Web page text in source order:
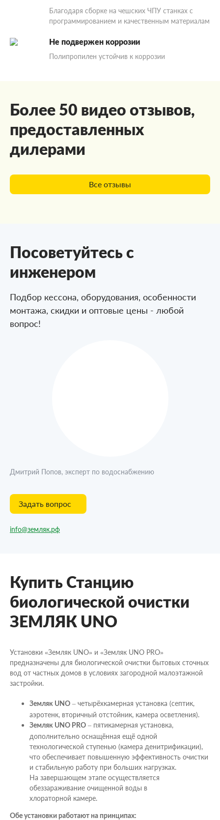
Благодаря сборке на чешских ЧПУ станках с
программированием и качественным материалам
Не подвержен коррозии
Полипропилен устойчив к коррозии
Более 50 видео отзывов,
предоставленных
дилерами
Все отзывы
Посоветуйтесь с
инженером
Подбор кессона, оборудования, особенности
монтажа, скидки и оптовые цены - любой
вопрос!
Дмитрий Попов, эксперт по водоснабжению
Задать вопрос
info@земляк.рф
Купить Станцию
биологической очистки
ЗЕМЛЯК UNO
Установки «Земляк UNO» и «Земляк UNO PRO»
предназначены для биологической очистки бытовых сточных
вод от частных домов в условиях загородной малоэтажной
застройки.
Земляк UNO – четырёхкамерная установка (септик,
аэротенк, вторичный отстойник, камера осветления).
Земляк UNO PRO – пятикамерная установка,
дополнительно оснащённая ещё одной
технологической ступенью (камера денитрификации),
что обеспечивает повышенную эффективность очистки
и стабильную работу при больших нагрузках.
На завершающем этапе осуществляется
обеззараживание очищенной воды в
хлораторной камере.
Обе установки работают на принципах: